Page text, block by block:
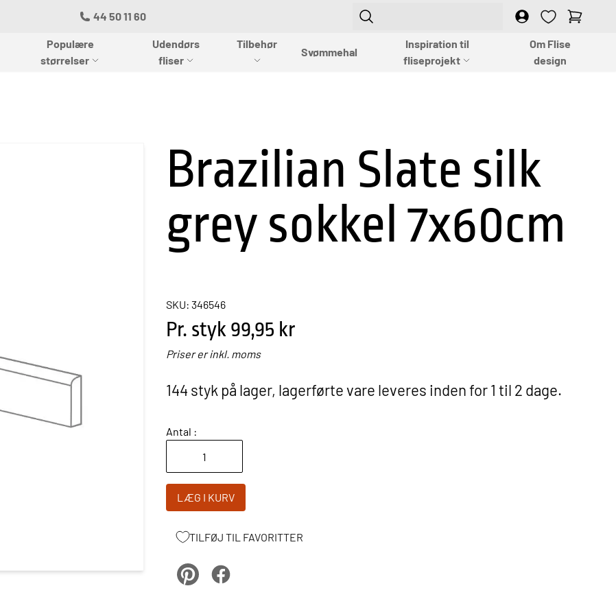
44 50 11 60
Populære
størrelser
Udendørs
fliser
Tilbehør
Svømmehal
Inspiration til
fliseprojekt
Om Flise
design
Brazilian Slate silk
grey sokkel 7x60cm
SKU: 346546
Pr. styk 99,95 kr
Priser er inkl. moms
144 styk på lager, lagerførte vare leveres inden for 1 til 2 dage.
Antal :
LÆG I KURV
TILFØJ TIL FAVORITTER
pinterestFacebook